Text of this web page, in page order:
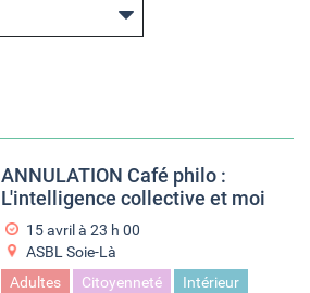
ANNULATION Café philo :
L'intelligence collective et moi
15 avril à 23 h 00
ASBL Soie-Là
Adultes
Citoyenneté Intérieur